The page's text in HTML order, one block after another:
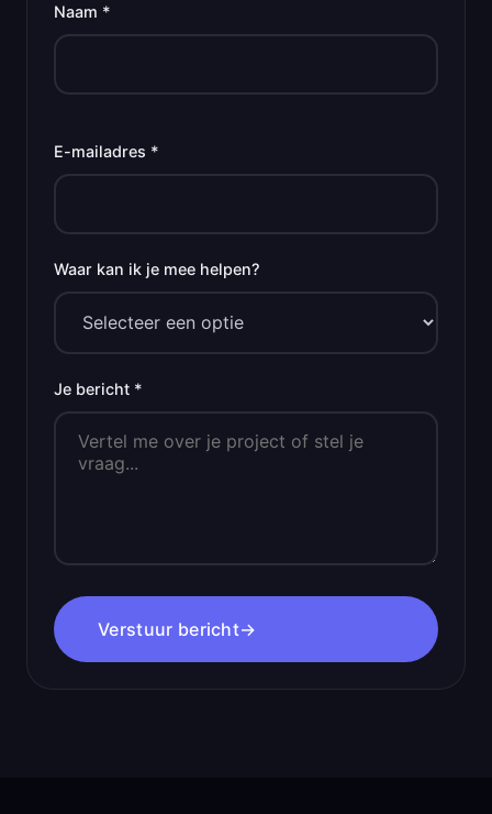
Naam *
E-mailadres *
Waar kan ik je mee helpen?
Je bericht *
Verstuur bericht→